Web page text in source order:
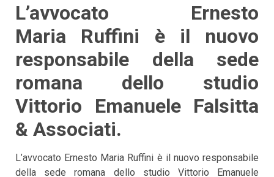
L’avvocato Ernesto
Maria Ruffini è il nuovo
responsabile della sede
romana dello studio
Vittorio Emanuele Falsitta
& Associati.
L’avvocato Ernesto Maria Ruffini è il nuovo responsabile
della sede romana dello studio Vittorio Emanuele